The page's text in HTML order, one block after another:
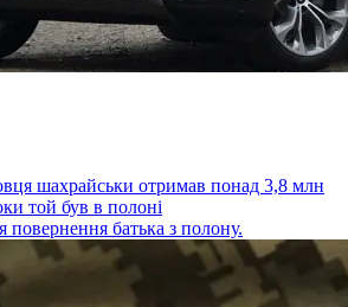
шахрайськи отримав понад 3,8 млн
той був в полоні
повернення батька з полону.